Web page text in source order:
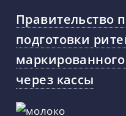
Правительство
подготовки
через кассы